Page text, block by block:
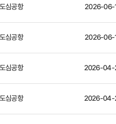
심공항 2026-06-
심공항 2026-06-
심공항 2026-04-
심공항 2026-04-